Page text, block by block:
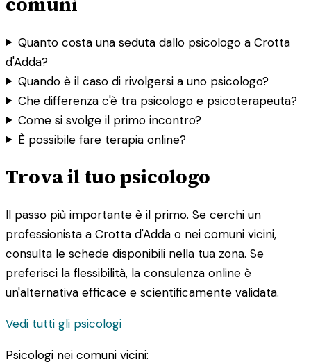
Quanto costa una seduta dallo psicologo a Crotta
d'Adda?
Quando è il caso di rivolgersi a uno psicologo?
Che differenza c'è tra psicologo e psicoterapeuta?
Come si svolge il primo incontro?
È possibile fare terapia online?
Trova il tuo psicologo
Il passo più importante è il primo. Se cerchi un
professionista a Crotta d'Adda o nei comuni vicini,
consulta le schede disponibili nella tua zona. Se
preferisci la flessibilità, la consulenza online è
un'alternativa efficace e scientificamente validata.
Vedi tutti gli psicologi
Psicologi nei comuni vicini: